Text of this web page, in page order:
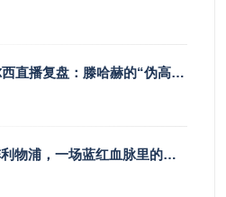
曼联vs切尔西直播复盘：滕哈赫的“伪高位”与波切蒂诺的“无锋阵”，谁更拧巴？
切尔西对阵利物浦，一场蓝红血脉里的恩怨与忠诚